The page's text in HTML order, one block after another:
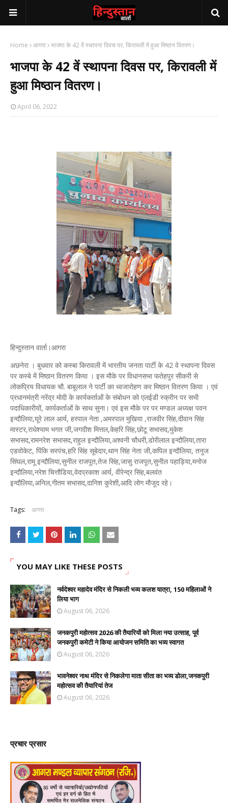
Home आगरा भाजपा के 42 वें स्थापना दिवस पर, किरावली में हुआ मिष्ठान वितरण।
भाजपा के 42 वें स्थापना दिवस पर, किरावली में
हुआ मिष्ठान वितरण।
April 06, 2022
हिन्दुस्तान वार्ता।आगरा
अछनेरा । बुधवार को कस्बा किरावली में भारतीय जनता पार्टी के 42 वे स्थापना दिवस
पर कस्बे में मिष्ठान वितरण किया । इस मौके पर विधानसभा फतेहपुर सीकरी से
लोकप्रिय विधायक चौ. बाबूलाल ने पार्टी का ध्वजारोहण कर मिष्ठान वितरण किया । एवं
प्रधानमंत्री नरेंद्र मोदी के कार्यकर्ताओं के संबोधन को एलईडी स्क्रीन पर सभी
पदाधिकारीयों, कार्यकर्ताओं के साथ सुना। एवं इस मौके पर पर मण्डल अध्यक्ष पवन
इन्दौलिया,घूरे लाल आर्य, हरपाल नेता ,अमरपाल मुखिया ,राजवीर सिंह,दीवान सिंह
मास्टर,राधेश्याम भगत जी,जगदीश मित्तल,केहरि सिंह,छोटू सभासद,मुकेश
सभासद,रामनरेश सभासद,राहुल इन्दौलिया,अश्वनी चौधरी,डोरीलाल इन्दौलिया,तारा
एडवोकेट, पिंकि सरपंच,हरि सिंह सूबेदार,थान सिंह नेता जी,कपिल इन्दौलिया, तनुज
सिंघल,रामू इन्दौलिया,सुनील राजपूत,तेज सिंह,जासु राजपूत,सुनील पहाड़िया,मनोज
इन्दौलिया,नरेश चित्तौडिया,वेदप्रकाश आर्य, वीरेन्द्र सिंह,बलवंत
इन्दौलिया,अनिल,गीतम सभासद,दानिश कुरेशी,आदि लोग मौजूद रहे।
Tags: आगरा
YOU MAY LIKE THESE POSTS
नर्वदेश्वर महादेव मंदिर से निकली भव्य कलश यात्रा, 150 महिलाओं ने
लिया भाग
August 06, 2026
जनकपुरी महोत्सव 2026 की तैयारियों को मिला नया उत्साह, पूर्व
जनकपुरी कमेटी ने किया आयोजन समिति का भव्य स्वागत
August 06, 2026
भावनेश्वर नाथ मंदिर से निकलेगा माता सीता का भव्य डोला,जनकपुरी
महोत्सव की तैयारियां तेज
August 06, 2026
प्रचार प्रसार